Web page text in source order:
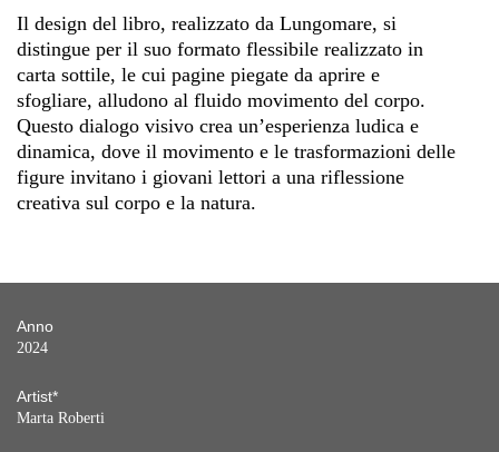
Il design del libro, realizzato da Lungomare, si
distingue per il suo formato flessibile realizzato in
carta sottile, le cui pagine piegate da aprire e
sfogliare, alludono al fluido movimento del corpo.
Questo dialogo visivo crea un’esperienza ludica e
dinamica, dove il movimento e le trasformazioni delle
figure invitano i giovani lettori a una riflessione
creativa sul corpo e la natura.
Anno
2024
Artist*
Marta Roberti